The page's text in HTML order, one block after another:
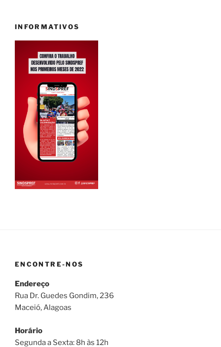
INFORMATIVOS
ENCONTRE-NOS
Endereço
Rua Dr. Guedes Gondim, 236
Maceió, Alagoas
Horário
Segunda a Sexta: 8h às 12h